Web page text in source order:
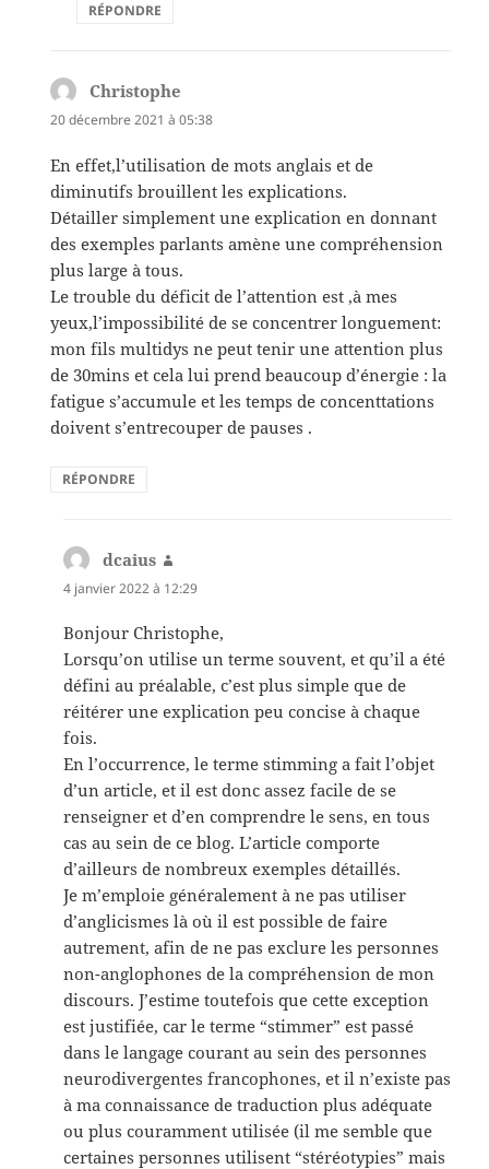
RÉPONDRE
Christophe
20 décembre 2021 à 05:38
En effet,l’utilisation de mots anglais et de
diminutifs brouillent les explications.
Détailler simplement une explication en donnant
des exemples parlants amène une compréhension
plus large à tous.
Le trouble du déficit de l’attention est ,à mes
yeux,l’impossibilité de se concentrer longuement:
mon fils multidys ne peut tenir une attention plus
de 30mins et cela lui prend beaucoup d’énergie : la
fatigue s’accumule et les temps de concenttations
doivent s’entrecouper de pauses .
RÉPONDRE
dcaius
4 janvier 2022 à 12:29
Bonjour Christophe,
Lorsqu’on utilise un terme souvent, et qu’il a été
défini au préalable, c’est plus simple que de
réitérer une explication peu concise à chaque
fois.
En l’occurrence, le terme stimming a fait l’objet
d’un article, et il est donc assez facile de se
renseigner et d’en comprendre le sens, en tous
cas au sein de ce blog. L’article comporte
d’ailleurs de nombreux exemples détaillés.
Je m’emploie généralement à ne pas utiliser
d’anglicismes là où il est possible de faire
autrement, afin de ne pas exclure les personnes
non-anglophones de la compréhension de mon
discours. J’estime toutefois que cette exception
est justifiée, car le terme “stimmer” est passé
dans le langage courant au sein des personnes
neurodivergentes francophones, et il n’existe pas
à ma connaissance de traduction plus adéquate
ou plus couramment utilisée (il me semble que
certaines personnes utilisent “stéréotypies” mais